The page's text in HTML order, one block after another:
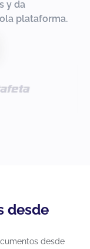
y da
plataforma.
desde
desde